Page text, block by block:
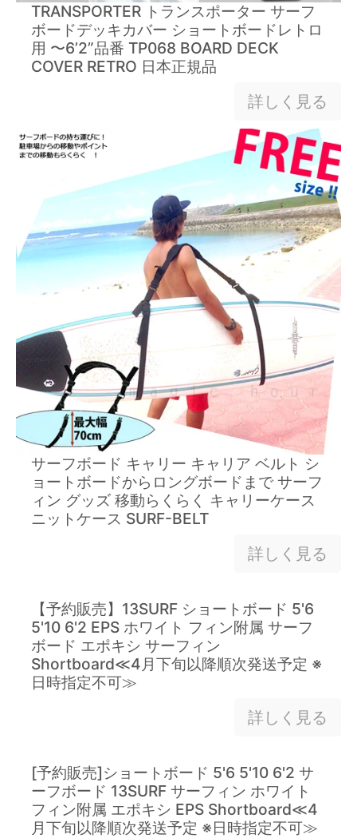
TRANSPORTER トランスポーター サーフ
ボードデッキカバー ショートボードレトロ
用 〜6’2”品番 TP068 BOARD DECK
COVER RETRO 日本正規品
詳しく見る
サーフボード キャリー キャリア ベルト シ
ョートボードからロングボードまで サーフ
ィン グッズ 移動らくらく キャリーケース
ニットケース SURF-BELT
詳しく見る
【予約販売】13SURF ショートボード 5'6
5'10 6'2 EPS ホワイト フィン附属 サーフ
ボード エポキシ サーフィン
Shortboard≪4月下旬以降順次発送予定 ※
日時指定不可≫
詳しく見る
[予約販売]ショートボード 5'6 5'10 6'2 サ
ーフボード 13SURF サーフィン ホワイト
フィン附属 エポキシ EPS Shortboard≪4
月下旬以降順次発送予定 ※日時指定不可≫